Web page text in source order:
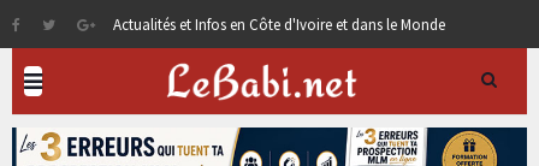
Actualités et Infos en Côte d'Ivoire et dans le Monde